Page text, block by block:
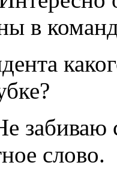
в
забиваю
слово.